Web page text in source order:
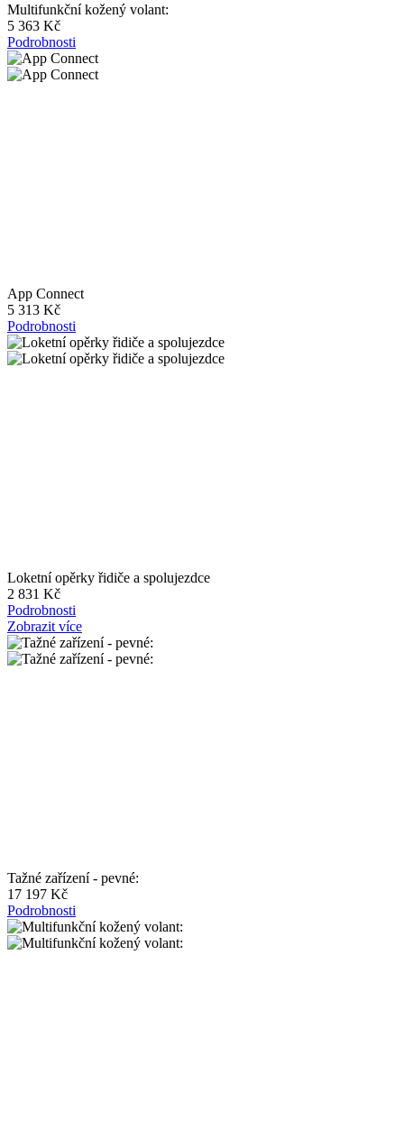
Multifunkční kožený volant:
5 363 Kč
Podrobnosti
App Connect
5 313 Kč
Podrobnosti
Loketní opěrky řidiče a spolujezdce
2 831 Kč
Podrobnosti
Zobrazit více
Tažné zařízení - pevné:
17 197 Kč
Podrobnosti